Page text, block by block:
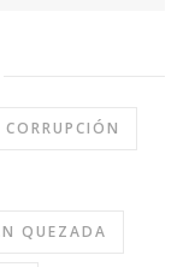
CORRUPCIÓN
QUEZADA